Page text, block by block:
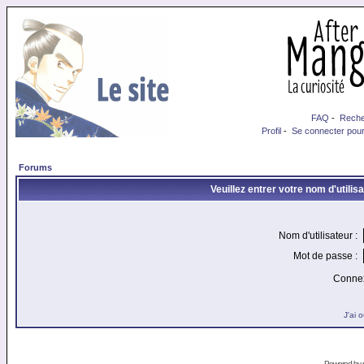
FAQ -
Profil - Se connecter
Forums
Veuillez entrer votre nom
Nom d'utilisateur :
Mot de passe :
J'ai